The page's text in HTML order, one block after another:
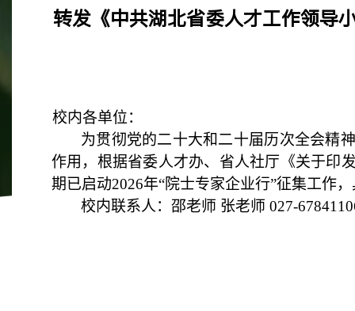
转发《中共湖北省委人才工作领导
校内各单位：
为贯彻党的二十大和二十届历次全会精
作用，根据省委人才办、省人社厅《关于印
期已启动2026年“院士专家企业行”征集工作
校内联系人：邵老师 张老师 027-